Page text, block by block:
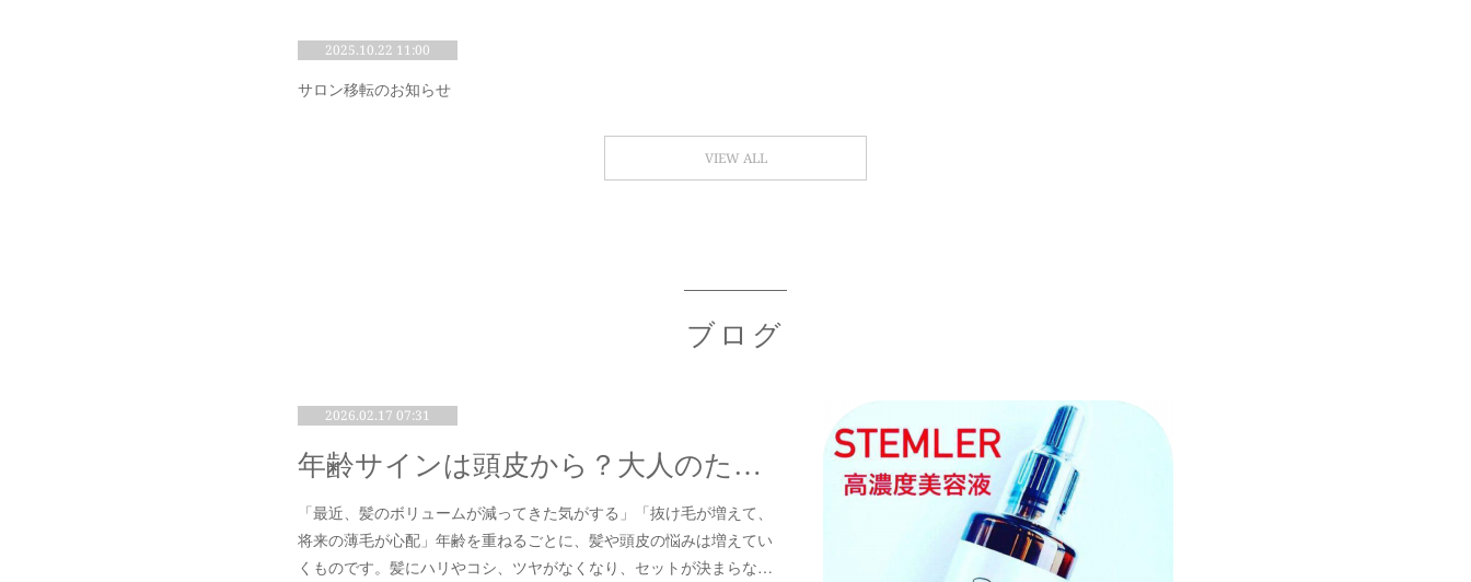
2025.10.22 11:00
サロン移転のお知らせ
VIEW ALL
ブログ
2026.02.17 07:31
年齢サインは頭皮から？大人のためのエイジングヘッドスパで、自信あふれる美髪へ
「最近、髪のボリュームが減ってきた気がする」「抜け毛が増えて、
将来の薄毛が心配」年齢を重ねるごとに、髪や頭皮の悩みは増えてい
くものです。髪にハリやコシ、ツヤがなくなり、セットが決まらな…